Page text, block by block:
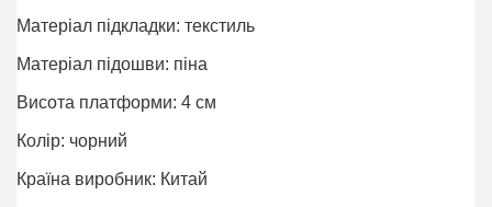
Матеріал підкладки: текстиль
Матеріал підошви: піна
Висота платформи: 4 см
Колір: чорний
Країна виробник: Китай